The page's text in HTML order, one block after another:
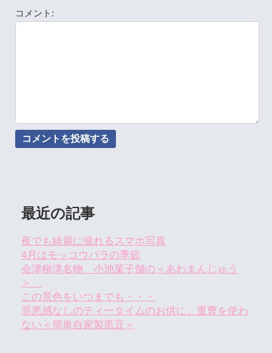
コメント:
最近の記事
夜でも綺麗に撮れるスマホ写真
4月はモッコウバラの季節
会津柳津名物 小池菓子舗の＜あわまんじゅう
＞
この景色をいつまでも・・・
罪悪感なしのティータイムのお供に。重曹を使わ
ない＜簡単自家製黒豆＞